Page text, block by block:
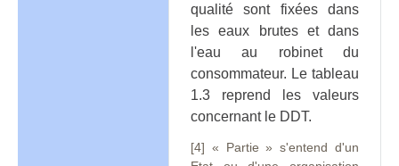
qualité sont fixées dans
les eaux brutes et dans
l'eau au robinet du
consommateur. Le tableau
1.3 reprend les valeurs
concernant le DDT.
[4] « Partie » s'entend d'un